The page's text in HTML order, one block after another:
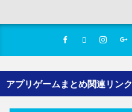
アプリゲームまとめ関連リンク